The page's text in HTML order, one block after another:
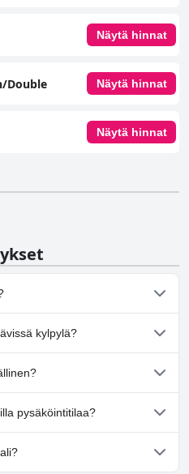
Näytä hinnat
Double Näytä hinnat
Näytä hinnat
kylpylä?
pysäköintitilaa?